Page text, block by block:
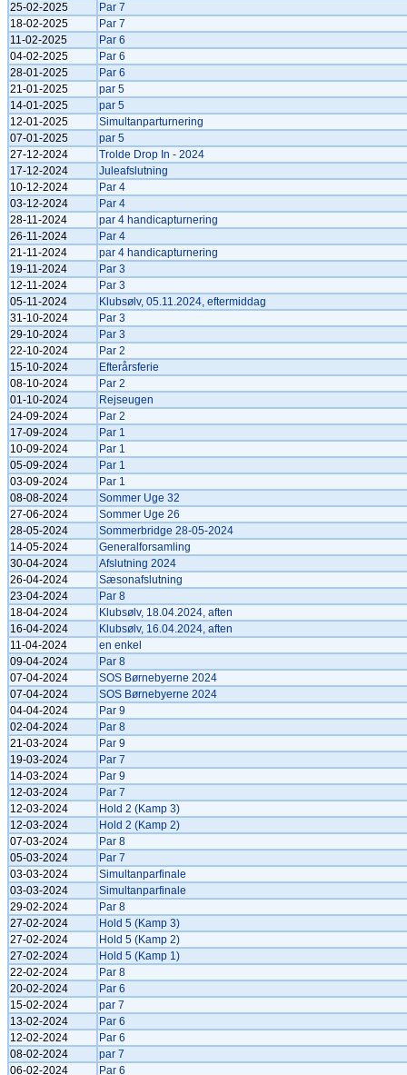
25-02-2025
Par 7
18-02-2025
Par 7
11-02-2025
Par 6
04-02-2025
Par 6
28-01-2025
Par 6
21-01-2025
par 5
14-01-2025
par 5
12-01-2025
Simultanparturnering
07-01-2025
par 5
27-12-2024
Trolde Drop In - 2024
17-12-2024
Juleafslutning
10-12-2024
Par 4
03-12-2024
Par 4
28-11-2024
par 4 handicapturnering
26-11-2024
Par 4
21-11-2024
par 4 handicapturnering
19-11-2024
Par 3
12-11-2024
Par 3
05-11-2024
Klubsølv, 05.11.2024, eftermiddag
31-10-2024
Par 3
29-10-2024
Par 3
22-10-2024
Par 2
15-10-2024
Efterårsferie
08-10-2024
Par 2
01-10-2024
Rejseugen
24-09-2024
Par 2
17-09-2024
Par 1
10-09-2024
Par 1
05-09-2024
Par 1
03-09-2024
Par 1
08-08-2024
Sommer Uge 32
27-06-2024
Sommer Uge 26
28-05-2024
Sommerbridge 28-05-2024
14-05-2024
Generalforsamling
30-04-2024
Afslutning 2024
26-04-2024
Sæsonafslutning
23-04-2024
Par 8
18-04-2024
Klubsølv, 18.04.2024, aften
16-04-2024
Klubsølv, 16.04.2024, aften
11-04-2024
en enkel
09-04-2024
Par 8
07-04-2024
SOS Børnebyerne 2024
07-04-2024
SOS Børnebyerne 2024
04-04-2024
Par 9
02-04-2024
Par 8
21-03-2024
Par 9
19-03-2024
Par 7
14-03-2024
Par 9
12-03-2024
Par 7
12-03-2024
Hold 2 (Kamp 3)
12-03-2024
Hold 2 (Kamp 2)
07-03-2024
Par 8
05-03-2024
Par 7
03-03-2024
Simultanparfinale
03-03-2024
Simultanparfinale
29-02-2024
Par 8
27-02-2024
Hold 5 (Kamp 3)
27-02-2024
Hold 5 (Kamp 2)
27-02-2024
Hold 5 (Kamp 1)
22-02-2024
Par 8
20-02-2024
Par 6
15-02-2024
par 7
13-02-2024
Par 6
12-02-2024
Par 6
08-02-2024
par 7
06-02-2024
Par 6